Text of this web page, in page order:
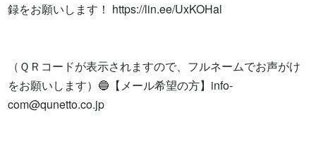
録をお願いします！ https://lin.ee/UxKOHal
（ＱＲコードが表示されますので、フルネームでお声がけ
をお願いします）🔵【メール希望の方】 info-
com@qunetto.co.jp